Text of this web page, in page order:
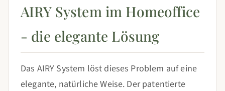
AIRY System im Homeoffice
- die elegante Lösung
Das AIRY System löst dieses Problem auf eine
elegante, natürliche Weise. Der patentierte